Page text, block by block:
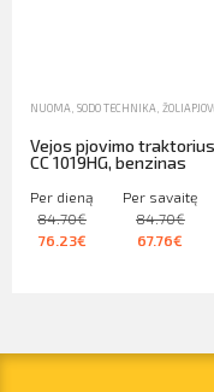
NUOMA SODO TECHNIKA
Vejos pjovimo
CC 1019HG, benzinas
Per dieną
84.70€
76.23€
Per savaitę
84.70€
67.76€